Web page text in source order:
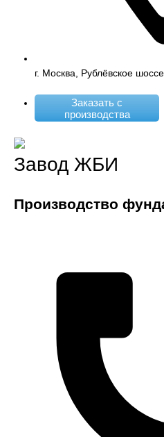
г. Москва, Рублёвское
Заказать с
производства
Завод ЖБИ
Производство